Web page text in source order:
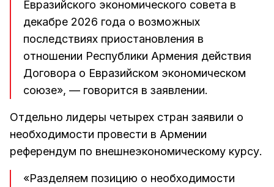
Евразийского экономического совета в
декабре 2026 года о возможных
последствиях приостановления в
отношении Республики Армения действия
Договора о Евразийском экономическом
союзе», — говорится в заявлении.
Отдельно лидеры четырех стран заявили о
необходимости провести в Армении
референдум по внешнеэкономическому курсу.
«Разделяем позицию о необходимости